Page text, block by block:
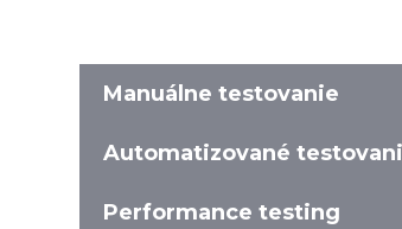
Manuálne testovanie
Automatizované
Performance testing